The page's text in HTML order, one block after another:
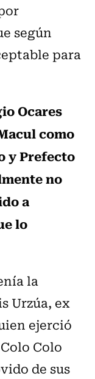
según
para
Ocares
como
y Prefecto
no
a
lo
la
Urzúa, ex
ejerció
Colo
de sus